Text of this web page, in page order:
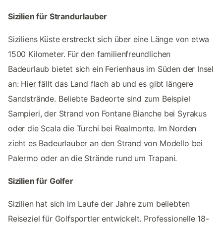
Sizilien für Strandurlauber
Siziliens Küste erstreckt sich über eine Länge von etwa
1500 Kilometer. Für den familienfreundlichen
Badeurlaub bietet sich ein Ferienhaus im Süden der Insel
an: Hier fällt das Land flach ab und es gibt längere
Sandstrände. Beliebte Badeorte sind zum Beispiel
Sampieri, der Strand von Fontane Bianche bei Syrakus
oder die Scala die Turchi bei Realmonte. Im Norden
zieht es Badeurlauber an den Strand von Modello bei
Palermo oder an die Strände rund um Trapani.
Sizilien für Golfer
Sizilien hat sich im Laufe der Jahre zum beliebten
Reiseziel für Golfsportler entwickelt. Professionelle 18-